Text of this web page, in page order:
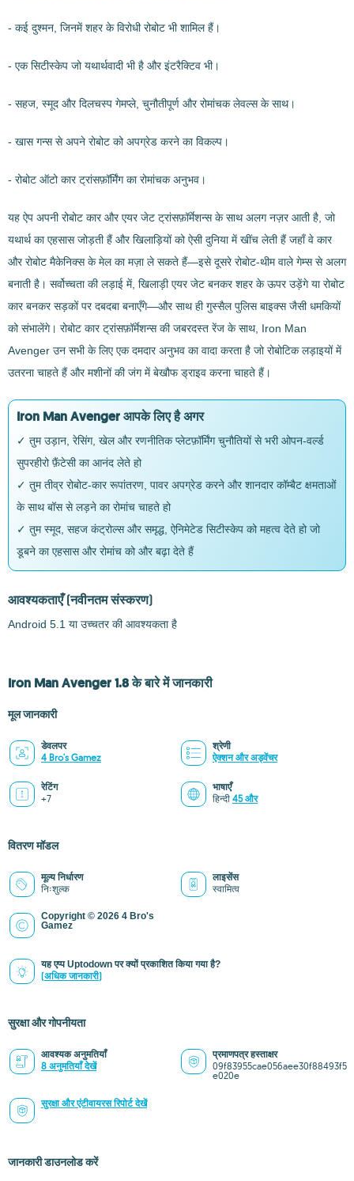
- कई दुश्मन, जिनमें शहर के विरोधी रोबोट भी शामिल हैं।
- एक सिटीस्केप जो यथार्थवादी भी है और इंटरैक्टिव भी।
- सहज, स्मूद और दिलचस्प गेमप्ले, चुनौतीपूर्ण और रोमांचक लेवल्स के साथ।
- खास गन्स से अपने रोबोट को अपग्रेड करने का विकल्प।
- रोबोट ऑटो कार ट्रांसफ़ॉर्मिंग का रोमांचक अनुभव।
यह ऐप अपनी रोबोट कार और एयर जेट ट्रांसफ़ॉर्मेशन्स के साथ अलग नज़र आती है, जो
यथार्थ का एहसास जोड़ती हैं और खिलाड़ियों को ऐसी दुनिया में खींच लेती हैं जहाँ वे कार
और रोबोट मैकेनिक्स के मेल का मज़ा ले सकते हैं—इसे दूसरे रोबोट-थीम वाले गेम्स से अलग
बनाती है। सर्वोच्चता की लड़ाई में, खिलाड़ी एयर जेट बनकर शहर के ऊपर उड़ेंगे या रोबोट
कार बनकर सड़कों पर दबदबा बनाएँगे—और साथ ही गुस्सैल पुलिस बाइक्स जैसी धमकियों
को संभालेंगे। रोबोट कार ट्रांसफ़ॉर्मेशन्स की जबरदस्त रेंज के साथ, Iron Man
Avenger उन सभी के लिए एक दमदार अनुभव का वादा करता है जो रोबोटिक लड़ाइयों में
उतरना चाहते हैं और मशीनों की जंग में बेखौफ ड्राइव करना चाहते हैं।
Iron Man Avenger आपके लिए है अगर
✓ तुम उड़ान, रेसिंग, खेल और रणनीतिक प्लेटफ़ॉर्मिंग चुनौतियों से भरी ओपन-वर्ल्ड
सुपरहीरो फ़ैंटेसी का आनंद लेते हो
✓ तुम तीव्र रोबोट-कार रूपांतरण, पावर अपग्रेड करने और शानदार कॉम्बैट क्षमताओं
के साथ बॉस से लड़ने का रोमांच चाहते हो
✓ तुम स्मूद, सहज कंट्रोल्स और समृद्ध, ऐनिमेटेड सिटीस्केप को महत्व देते हो जो
डूबने का एहसास और रोमांच को और बढ़ा देते हैं
आवश्यकताएँ(नवीनतम संस्करण)
Android 5.1 या उच्चतर की आवश्यकता है
Iron Man Avenger 1.8 के बारे में जानकारी
मूल जानकारी
डेवलपर
4 Bro's Gamez
श्रेणी
ऐक्शन और अड्वेंचर
रेटिंग
+7
भाषाएँ
हिन्दी 45 और
वितरण मॉडल
मूल्य निर्धारण
निःशुल्क
लाइसेंस
स्वामित्व
Copyright © 2026 4 Bro's
Gamez
यह एप्प Uptodown पर क्यों प्रकाशित किया गया है?
(अधिक जानकारी)
सुरक्षा और गोपनीयता
आवश्यक अनुमतियाँ
8 अनुमतियाँ देखें
प्रमाणपत्र हस्ताक्षर
09f83955cae056aee30f88493f5
e020e
सुरक्षा और एंटीवायरस रिपोर्ट देखें
जानकारी डाउनलोड करें